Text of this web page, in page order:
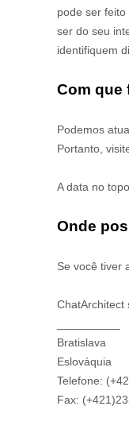
pode ser
ser do seu
identifiquem
Com que
Podemos
Portanto,
A data no
Onde
Se você tiver
ChatArchitect
Bratislava
Eslováquia
Telefone:
Fax: